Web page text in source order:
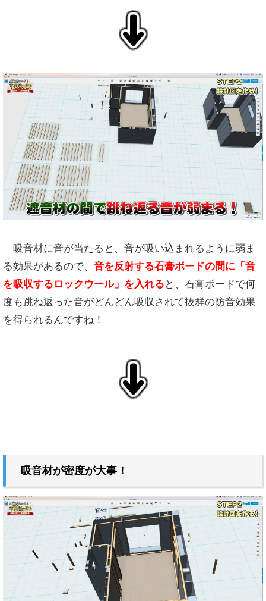
↓
吸音材に音が当たると、音が吸い込まれるように弱ま
る効果があるので、 音を反射する石膏ボードの間に「音
を吸収するロックウール」を入れる と、石膏ボードで何
度も跳ね返った音がどんどん吸収されて抜群の防音効果
を得られるんですね！
↓
吸音材が密度が大事！